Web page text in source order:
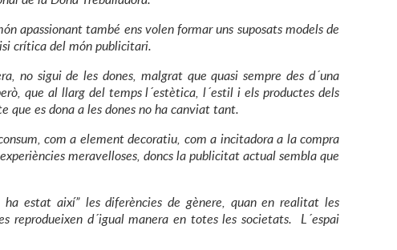
apassionant també ens volen formar uns suposats models de
crítica del món publicitari.
no sigui de les dones, malgrat que quasi sempre des d´una
que al llarg del temps l´estètica, l´estil i els productes dels
que es dona a les dones no ha canviat tant.
com a element decoratiu, com a incitadora a la compra
meravelloses, doncs la publicitat actual sembla que
estat així” les diferències de gènere, quan en realitat les
reprodueixen d´igual manera en totes les societats. L´espai